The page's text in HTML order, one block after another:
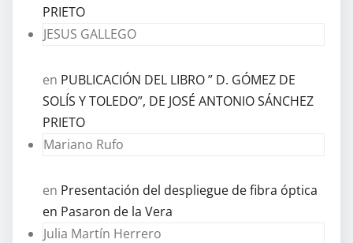
PRIETO
JESUS GALLEGO
en PUBLICACIÓN DEL LIBRO ” D. GÓMEZ DE
SOLÍS Y TOLEDO”, DE JOSÉ ANTONIO SÁNCHEZ
PRIETO
Mariano Rufo
en Presentación del despliegue de fibra óptica
en Pasaron de la Vera
Julia Martín Herrero